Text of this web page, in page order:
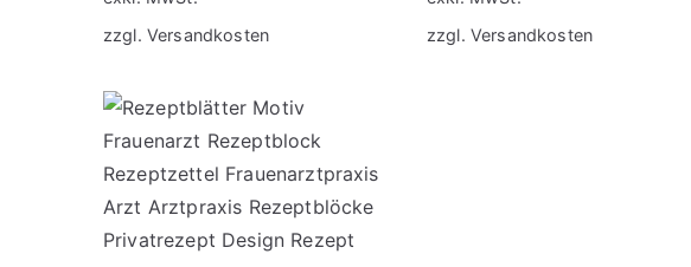
zzgl. Versandkosten
zzgl. Versandkosten